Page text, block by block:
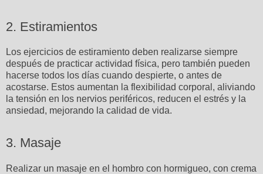
2. Estiramientos
Los ejercicios de estiramiento deben realizarse siempre
después de practicar actividad física, pero también pueden
hacerse todos los días cuando despierte, o antes de
acostarse. Estos aumentan la flexibilidad corporal, aliviando
la tensión en los nervios periféricos, reducen el estrés y la
ansiedad, mejorando la calidad de vida.
3. Masaje
Realizar un masaje en el hombro con hormigueo, con crema